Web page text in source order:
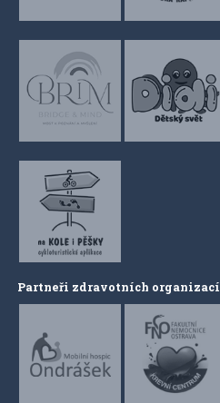
Partneři zdravotních organizací